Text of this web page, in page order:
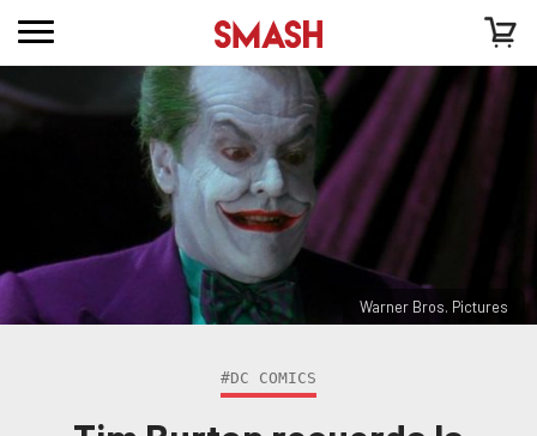
Warner Bros. Pictures
#DC COMICS